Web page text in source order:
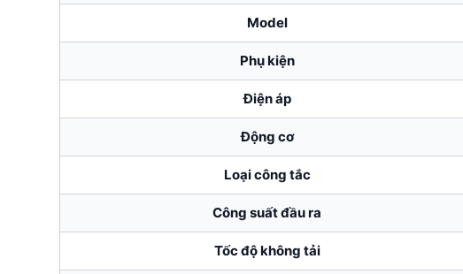
Model
Phụ kiện
Điện áp
Động cơ
Loại công tắc
Công suất đầu ra
Tốc độ không tải